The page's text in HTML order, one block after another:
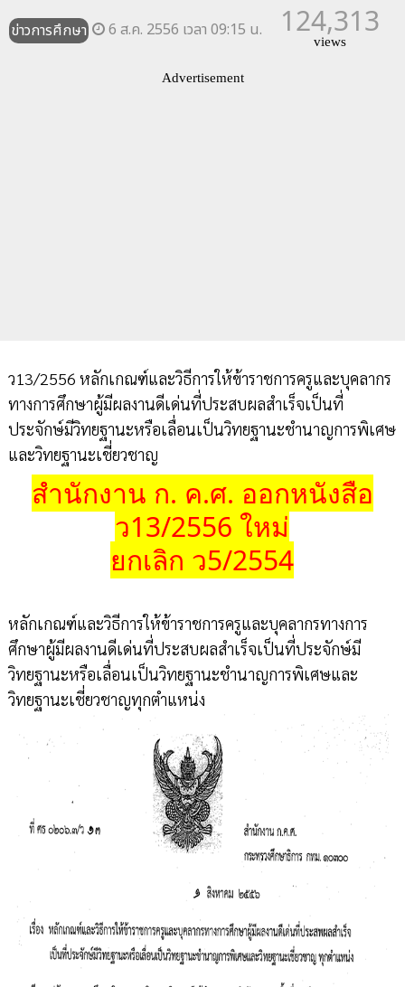
ข่าวการศึกษา 6 ส.ค. 2556 เวลา 09:15 น. 124,313
views
Advertisement
ว13/2556 หลักเกณฑ์และวิธีการให้ข้าราชการครูและบุคลากร
ทางการศึกษาผู้มีผลงานดีเด่นที่ประสบผลสำเร็จเป็นที่
ประจักษ์มีวิทยฐานะหรือเลื่อนเป็นวิทยฐานะชำนาญการพิเศษ
และวิทยฐานะเชี่ยวชาญ
สำนักงาน ก. ค.ศ. ออกหนังสือ
ว13/2556 ใหม่
ยกเลิก ว5/2554
หลักเกณฑ์และวิธีการให้ข้าราชการครูและบุคลากรทางการ
ศึกษาผู้มีผลงานดีเด่นที่ประสบผลสำเร็จเป็นที่ประจักษ์มี
วิทยฐานะหรือเลื่อนเป็นวิทยฐานะชำนาญการพิเศษและ
วิทยฐานะเชี่ยวชาญทุกตำแหน่ง